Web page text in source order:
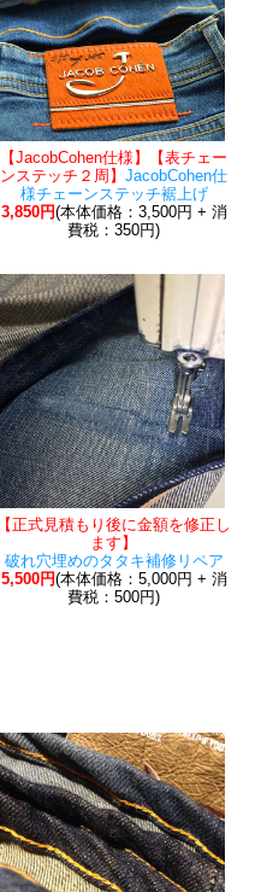
【JacobCohen仕様】【表チェー
ンステッチ２周】JacobCohen仕
様チェーンステッチ裾上げ
3,850円(本体価格：3,500円 + 消
費税：350円)
【正式見積もり後に金額を修正し
ます】
破れ穴埋めのタタキ補修リペア
5,500円(本体価格：5,000円 + 消
費税：500円)